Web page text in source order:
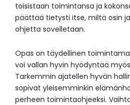
toisistaan toimintansa ja
päättää tietysti itse, miltä osin
ohjetta sovelletaan.
Opas on täydellinen
voi vallan hyvin hyödyntää
Tarkemmin ajatellen hyvän
sopivat yleisemminkin
perheen toimintaohjeeksi.